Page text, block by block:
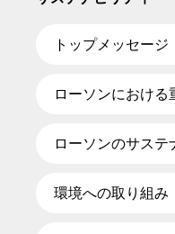
トップメッセージ
ローソンにおける
ローソンのサステ
環境への取り組み